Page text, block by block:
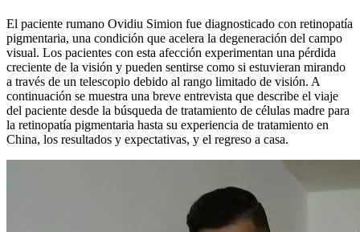
El paciente rumano Ovidiu Simion fue diagnosticado con retinopatía
pigmentaria, una condición que acelera la degeneración del campo
visual. Los pacientes con esta afección experimentan una pérdida
creciente de la visión y pueden sentirse como si estuvieran mirando
a través de un telescopio debido al rango limitado de visión. A
continuación se muestra una breve entrevista que describe el viaje
del paciente desde la búsqueda de tratamiento de células madre para
la retinopatía pigmentaria hasta su experiencia de tratamiento en
China, los resultados y expectativas, y el regreso a casa.